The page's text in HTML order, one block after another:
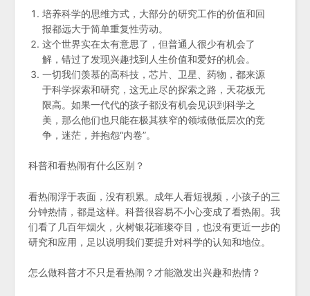
培养科学的思维方式，大部分的研究工作的价值和回
报都远大于简单重复性劳动。
这个世界实在太有意思了，但普通人很少有机会了
解，错过了发现兴趣找到人生价值和爱好的机会。
一切我们羡慕的高科技，芯片、卫星、药物，都来源
于科学探索和研究，这无止尽的探索之路，天花板无
限高。如果一代代的孩子都没有机会见识到科学之
美，那么他们也只能在极其狭窄的领域做低层次的竞
争，迷茫，并抱怨“内卷”。
科普和看热闹有什么区别？
看热闹浮于表面，没有积累。成年人看短视频，小孩子的三
分钟热情，都是这样。科普很容易不小心变成了看热闹。我
们看了几百年烟火，火树银花璀璨夺目，也没有更近一步的
研究和应用，足以说明我们要提升对科学的认知和地位。
怎么做科普才不只是看热闹？才能激发出兴趣和热情？